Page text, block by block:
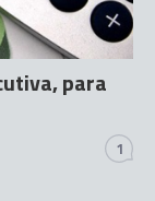
para
1